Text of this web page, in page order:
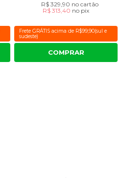
R$ 329,90 no cartão
R$ 313,40 no pix
Frete GRÁTIS acima de R$99,90(sul e
sudeste)
COMPRAR